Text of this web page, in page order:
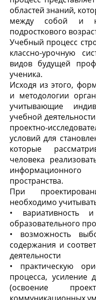
областей знаний,
между собой и
подросткового
Учебный процесс
классно-урочную
видов будущей
ученика.
Исходя из этого,
и методологии
учитывающие
учебной
проектно-
условий для
которые
человека
пространства.
При
необходимо
• вариативность
образовательного
• возможность
содержания и
деятельности
• практическую
процесса, усиление
(освоение